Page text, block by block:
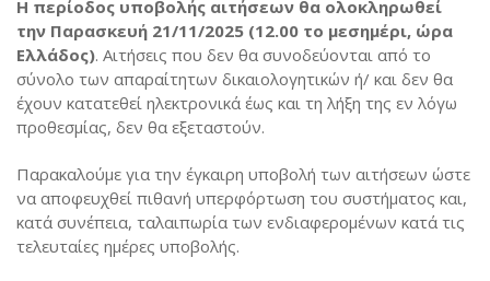
Η περίοδος υποβολής αιτήσεων θα ολοκληρωθεί
την Παρασκευή 21/11/2025 (12.00 το μεσημέρι, ώρα
Ελλάδος). Αιτήσεις που δεν θα συνοδεύονται από το
σύνολο των απαραίτητων δικαιολογητικών ή/ και δεν θα
έχουν κατατεθεί ηλεκτρονικά έως και τη λήξη της εν λόγω
προθεσμίας, δεν θα εξεταστούν.
Παρακαλούμε για την έγκαιρη υποβολή των αιτήσεων ώστε
να αποφευχθεί πιθανή υπερφόρτωση του συστήματος και,
κατά συνέπεια, ταλαιπωρία των ενδιαφερομένων κατά τις
τελευταίες ημέρες υποβολής.